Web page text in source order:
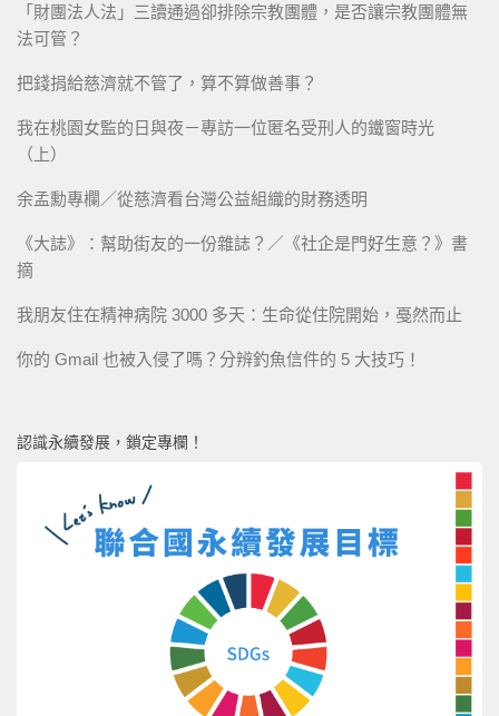
「財團法人法」三讀通過卻排除宗教團體，是否讓宗教團體無
法可管？
把錢捐給慈濟就不管了，算不算做善事？
我在桃園女監的日與夜－專訪一位匿名受刑人的鐵窗時光
（上）
余孟勳專欄／從慈濟看台灣公益組織的財務透明
《大誌》：幫助街友的一份雜誌？／《社企是門好生意？》書
摘
我朋友住在精神病院 3000 多天：生命從住院開始，戞然而止
你的 Gmail 也被入侵了嗎？分辨釣魚信件的 5 大技巧！
認識永續發展，鎖定專欄！